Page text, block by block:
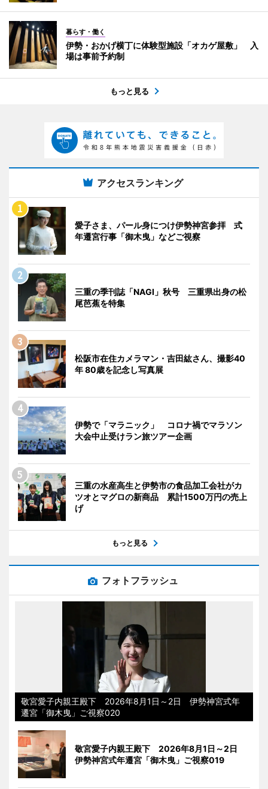
暮らす・働く
伊勢・おかげ横丁に体験型施設「オカゲ屋敷」 入
場は事前予約制
もっと見る
アクセスランキング
愛子さま、パール身につけ伊勢神宮参拝 式
年遷宮行事「御木曳」などご視察
三重の季刊誌「NAGI」秋号 三重県出身の松
尾芭蕉を特集
松阪市在住カメラマン・吉田紘さん、撮影40
年 80歳を記念し写真展
伊勢で「マラニック」 コロナ禍でマラソン
大会中止受けラン旅ツアー企画
三重の水産高生と伊勢市の食品加工会社がカ
ツオとマグロの新商品 累計1500万円の売上
げ
もっと見る
フォトフラッシュ
敬宮愛子内親王殿下 2026年8月1日～2日 伊勢神宮式年
遷宮「御木曳」ご視察020
敬宮愛子内親王殿下 2026年8月1日～2日
伊勢神宮式年遷宮「御木曳」ご視察019